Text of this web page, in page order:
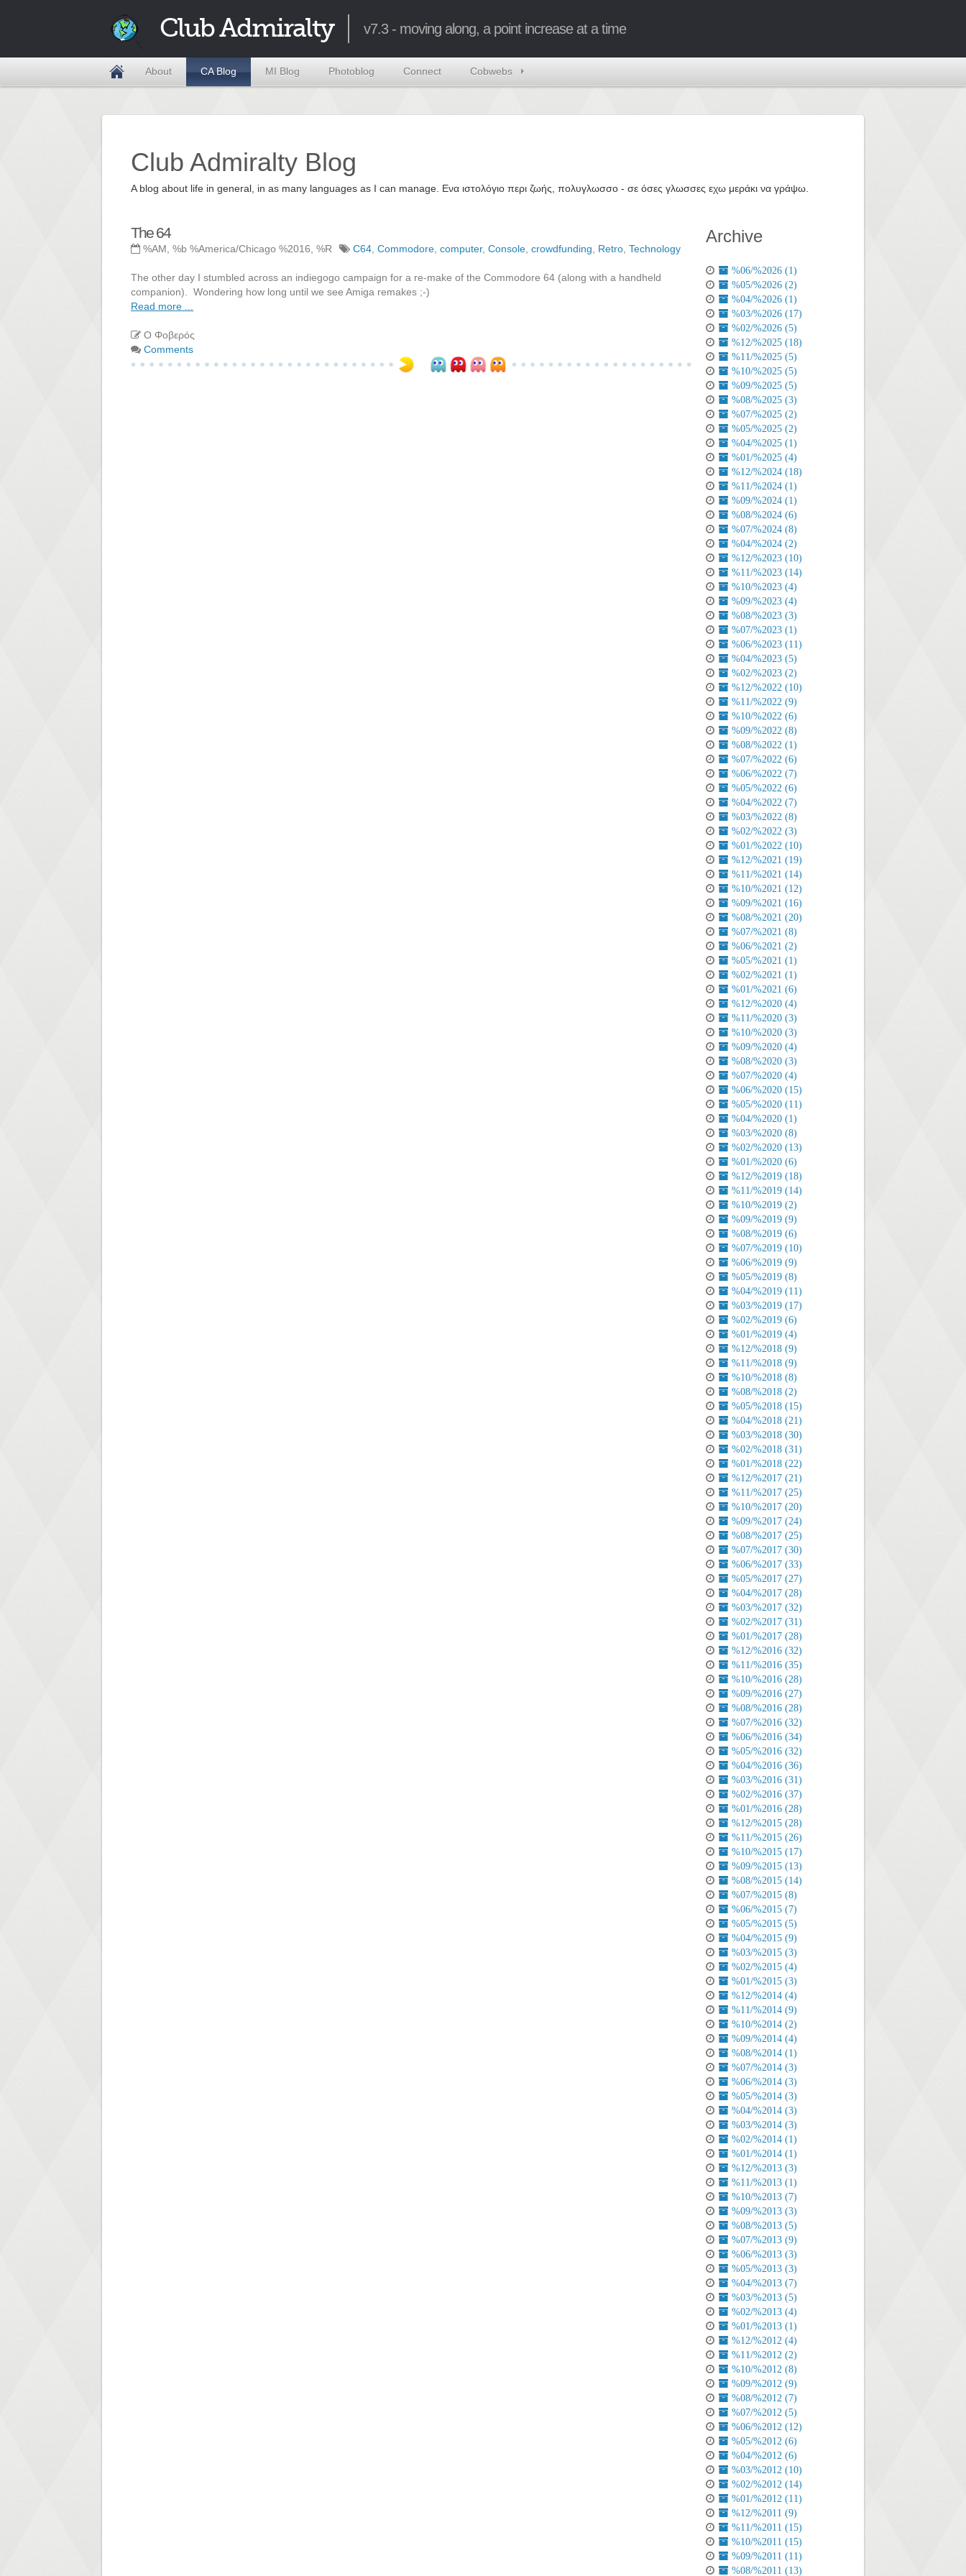
Club Admiralty v7.3 - moving along, a point increase at a time
About CA Blog MI Blog Photoblog Connect Cobwebs
Club Admiralty Blog
A blog about life in general, in as many languages as I can manage. Ενα ιστολόγιο περι ζωής, πολυγλωσσο - σε όσες γλωσσες εχω μεράκι να γράψω.
The 64
%AM, %b %America/Chicago %2016, %R C64 Commodore computer, Console crowdfunding Retro Technology
The other day I stumbled across an indiegogo campaign for a re-make of the Commodore 64 (along with a handheld
companion). Wondering how long until we see Amiga remakes ;-)
Read more ...
Ο Φοβερός
Comments
Archive
%06/%2026 (1)
%05/%2026 (2)
%04/%2026 (1)
%03/%2026 (17)
%02/%2026 (5)
%12/%2025 (18)
%11/%2025 (5)
%10/%2025 (5)
%09/%2025 (5)
%08/%2025 (3)
%07/%2025 (2)
%05/%2025 (2)
%04/%2025 (1)
%01/%2025 (4)
%12/%2024 (18)
%11/%2024 (1)
%09/%2024 (1)
%08/%2024 (6)
%07/%2024 (8)
%04/%2024 (2)
%12/%2023 (10)
%11/%2023 (14)
%10/%2023 (4)
%09/%2023 (4)
%08/%2023 (3)
%07/%2023 (1)
%06/%2023 (11)
%04/%2023 (5)
%02/%2023 (2)
%12/%2022 (10)
%11/%2022 (9)
%10/%2022 (6)
%09/%2022 (8)
%08/%2022 (1)
%07/%2022 (6)
%06/%2022 (7)
%05/%2022 (6)
%04/%2022 (7)
%03/%2022 (8)
%02/%2022 (3)
%01/%2022 (10)
%12/%2021 (19)
%11/%2021 (14)
%10/%2021 (12)
%09/%2021 (16)
%08/%2021 (20)
%07/%2021 (8)
%06/%2021 (2)
%05/%2021 (1)
%02/%2021 (1)
%01/%2021 (6)
%12/%2020 (4)
%11/%2020 (3)
%10/%2020 (3)
%09/%2020 (4)
%08/%2020 (3)
%07/%2020 (4)
%06/%2020 (15)
%05/%2020 (11)
%04/%2020 (1)
%03/%2020 (8)
%02/%2020 (13)
%01/%2020 (6)
%12/%2019 (18)
%11/%2019 (14)
%10/%2019 (2)
%09/%2019 (9)
%08/%2019 (6)
%07/%2019 (10)
%06/%2019 (9)
%05/%2019 (8)
%04/%2019 (11)
%03/%2019 (17)
%02/%2019 (6)
%01/%2019 (4)
%12/%2018 (9)
%11/%2018 (9)
%10/%2018 (8)
%08/%2018 (2)
%05/%2018 (15)
%04/%2018 (21)
%03/%2018 (30)
%02/%2018 (31)
%01/%2018 (22)
%12/%2017 (21)
%11/%2017 (25)
%10/%2017 (20)
%09/%2017 (24)
%08/%2017 (25)
%07/%2017 (30)
%06/%2017 (33)
%05/%2017 (27)
%04/%2017 (28)
%03/%2017 (32)
%02/%2017 (31)
%01/%2017 (28)
%12/%2016 (32)
%11/%2016 (35)
%10/%2016 (28)
%09/%2016 (27)
%08/%2016 (28)
%07/%2016 (32)
%06/%2016 (34)
%05/%2016 (32)
%04/%2016 (36)
%03/%2016 (31)
%02/%2016 (37)
%01/%2016 (28)
%12/%2015 (28)
%11/%2015 (26)
%10/%2015 (17)
%09/%2015 (13)
%08/%2015 (14)
%07/%2015 (8)
%06/%2015 (7)
%05/%2015 (5)
%04/%2015 (9)
%03/%2015 (3)
%02/%2015 (4)
%01/%2015 (3)
%12/%2014 (4)
%11/%2014 (9)
%10/%2014 (2)
%09/%2014 (4)
%08/%2014 (1)
%07/%2014 (3)
%06/%2014 (3)
%05/%2014 (3)
%04/%2014 (3)
%03/%2014 (3)
%02/%2014 (1)
%01/%2014 (1)
%12/%2013 (3)
%11/%2013 (1)
%10/%2013 (7)
%09/%2013 (3)
%08/%2013 (5)
%07/%2013 (9)
%06/%2013 (3)
%05/%2013 (3)
%04/%2013 (7)
%03/%2013 (5)
%02/%2013 (4)
%01/%2013 (1)
%12/%2012 (4)
%11/%2012 (2)
%10/%2012 (8)
%09/%2012 (9)
%08/%2012 (7)
%07/%2012 (5)
%06/%2012 (12)
%05/%2012 (6)
%04/%2012 (6)
%03/%2012 (10)
%02/%2012 (14)
%01/%2012 (11)
%12/%2011 (9)
%11/%2011 (15)
%10/%2011 (15)
%09/%2011 (11)
%08/%2011 (13)